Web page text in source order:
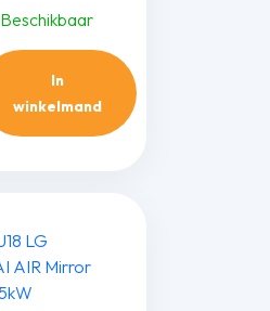
Beschikbaar
In
winkelmand